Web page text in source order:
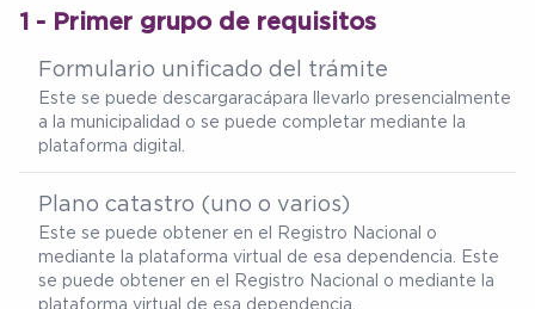
1 - Primer grupo de requisitos
Formulario unificado del trámite
Este se puede descargaracápara llevarlo presencialmente
a la municipalidad o se puede completar mediante la
plataforma digital.
Plano catastro (uno o varios)
Este se puede obtener en el Registro Nacional o
mediante la plataforma virtual de esa dependencia. Este
se puede obtener en el Registro Nacional o mediante la
plataforma virtual de esa dependencia.